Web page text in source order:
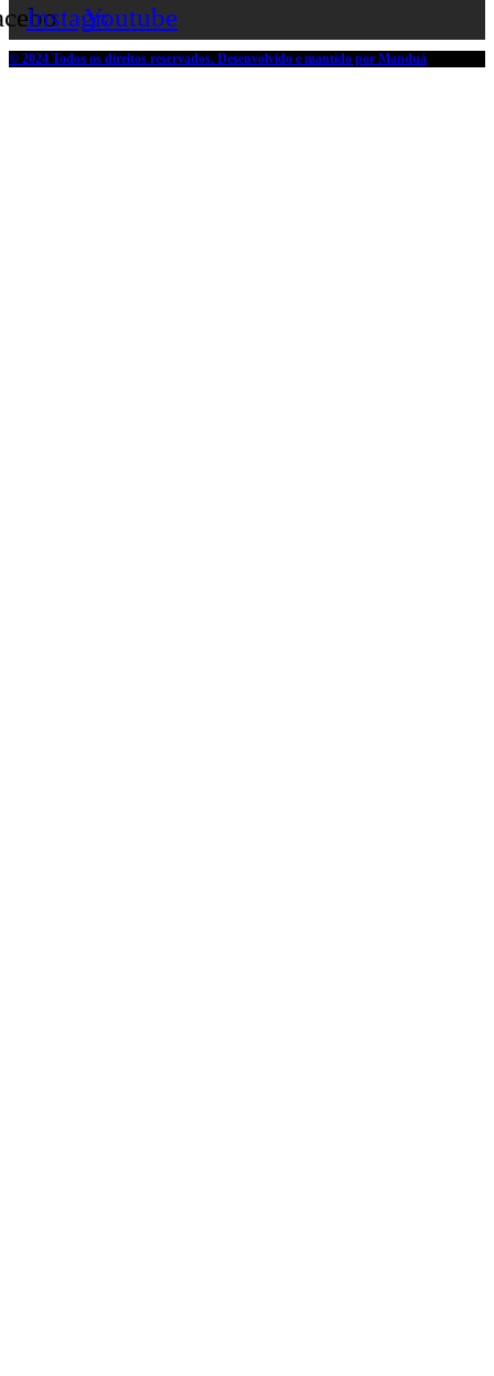
Instagram
Youtube
© 2024 Todos os direitos reservados. Desenvolvido e mantido por Manduá